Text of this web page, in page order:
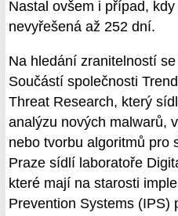
Nastal ovšem i případ,
nevyřešená až 252 dní.
Na hledání zranitelností
Součástí společnosti
Threat Research, který
analýzu nových malwarů,
nebo tvorbu algoritmů pro
Praze sídlí laboratoře
které mají na starosti
Prevention Systems (IPS)